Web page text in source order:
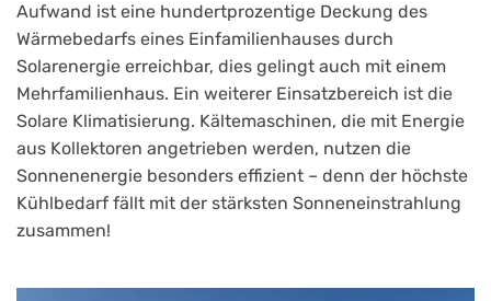
Aufwand ist eine hundertprozentige Deckung des
Wärmebedarfs eines Einfamilienhauses durch
Solarenergie erreichbar, dies gelingt auch mit einem
Mehrfamilienhaus. Ein weiterer Einsatzbereich ist die
Solare Klimatisierung. Kältemaschinen, die mit Energie
aus Kollektoren angetrieben werden, nutzen die
Sonnenenergie besonders effizient – denn der höchste
Kühlbedarf fällt mit der stärksten Sonneneinstrahlung
zusammen!